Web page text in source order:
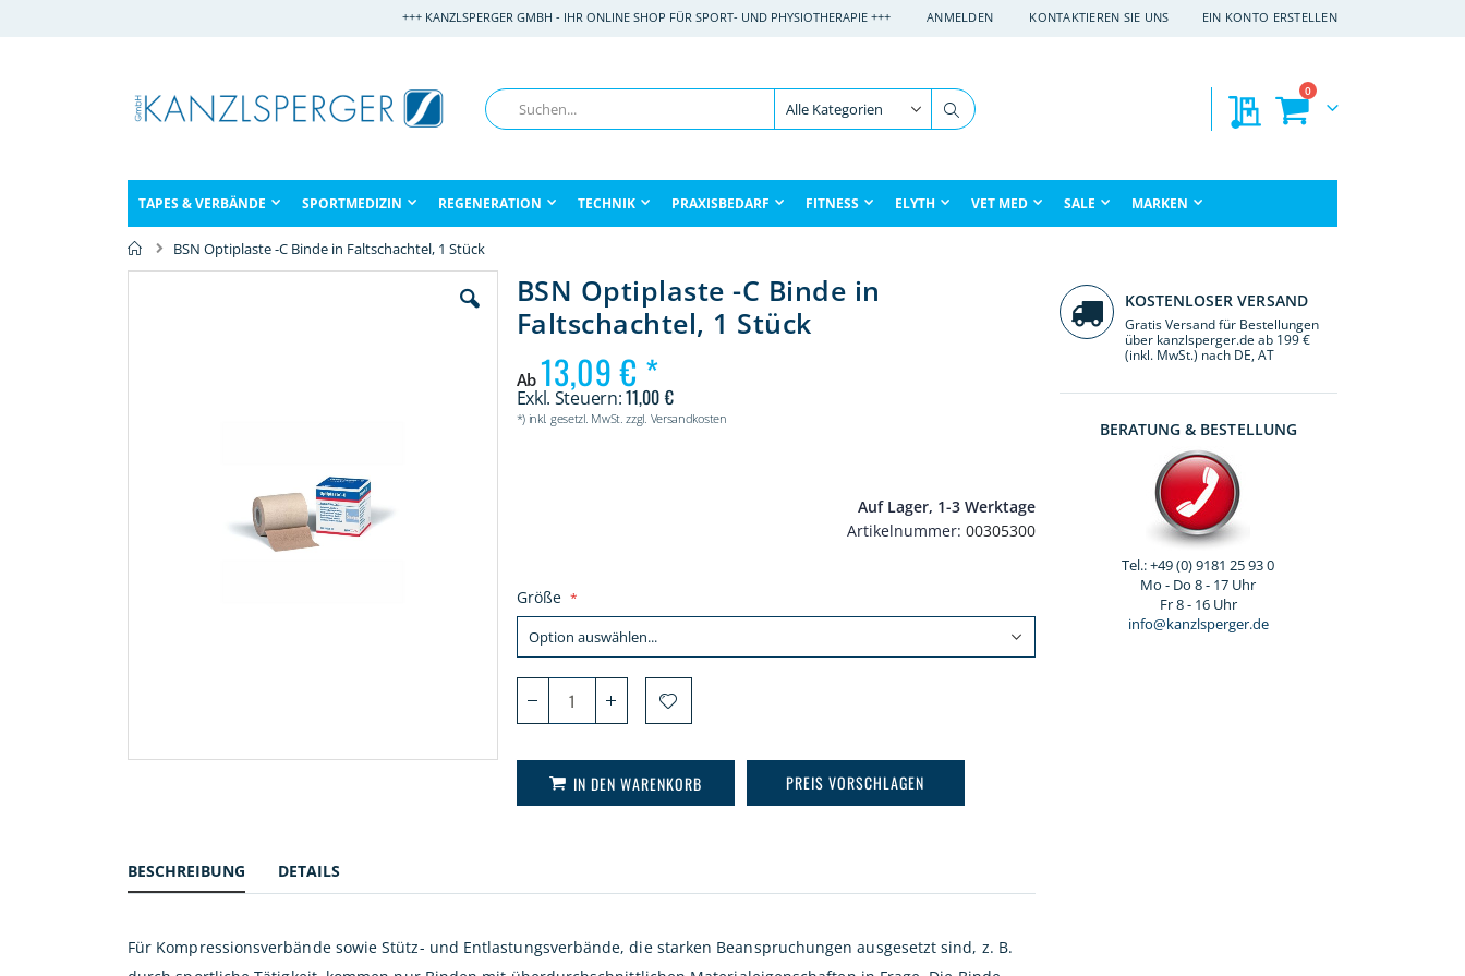
+++ KANZLSPERGER GMBH - IHR ONLINE SHOP FÜR SPORT- UND PHYSIOTHERAPIE +++ ANMELDEN KONTAKTIEREN SIE UNS EIN KONTO ERSTELLEN
Warenkorb
0Artikel
Meine Preisanfragen
Suche
TAPES & VERBÄNDE SPORTMEDIZIN REGENERATION TECHNIK PRAXISBEDARF FITNESS ELYTH VET MED SALE MARKEN
BSN Optiplaste -C Binde in Faltschachtel, 1 Stück
BSN Optiplaste -C Binde in
Faltschachtel, 1 Stück
Ab 13,09 €
11,00 €
*) inkl. gesetzl. MwSt. zzgl. Versandkosten
Auf Lager, 1-3 Werktage
Artikelnummer 00305300
Größe
IN DEN WARENKORB PREIS VORSCHLAGEN
BESCHREIBUNG
Für Kompressionsverbände sowie Stütz- und Entlastungsverbände, die starken Beanspruchungen ausgesetzt sind, z. B.
DETAILS
KOSTENLOSER VERSAND
Gratis Versand für Bestellungen
über kanzlsperger.de ab 199 €
(inkl. MwSt.) nach DE, AT
BERATUNG & BESTELLUNG
Tel.: +49 (0) 9181 25 93 0
Mo - Do 8 - 17 Uhr
Fr 8 - 16 Uhr
info@kanzlsperger.de